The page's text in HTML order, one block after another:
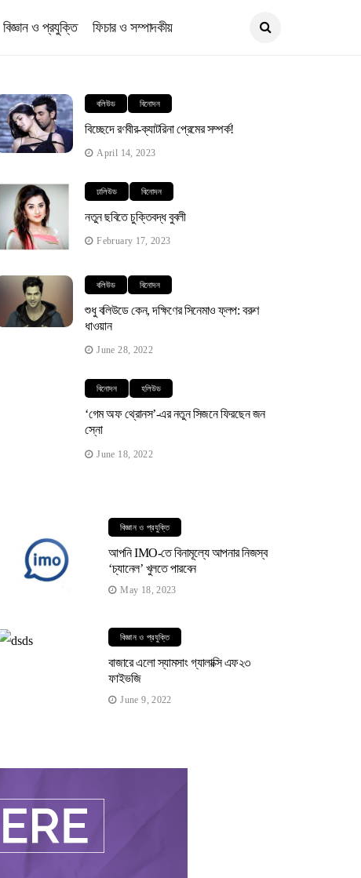
বিজ্ঞান ও প্রযুক্তি ফিচার ও সম্পাদকীয়
বলিউড বিনোদন
বিচ্ছেদে রণবীর-ক্যাটরিনা প্রেমের সম্পর্ক!
April 14, 2023
ঢালিউড বিনোদন
নতুন ছবিতে চুক্তিবদ্ধ বুবলী
February 17, 2023
বলিউড বিনোদন
শুধু বলিউডে কেন, দক্ষিণের সিনেমাও ফ্লপ: বরুণ
ধাওয়ান
June 28, 2022
বিনোদন হলিউড
‘গেম অফ থ্রোনস’-এর নতুন সিজনে ফিরছেন জন
স্নো
June 18, 2022
বিজ্ঞান ও প্রযুক্তি
আপনি IMO-তে বিনামূল্যে আপনার নিজস্ব
‘চ্যানেল’ খুলতে পারবেন
May 18, 2023
বিজ্ঞান ও প্রযুক্তি
বাজারে এলো স্যামসাং গ্যালাক্সি এফ২৩
ফাইভজি
June 9, 2022